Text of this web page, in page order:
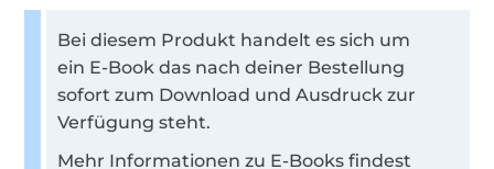
Bei diesem Produkt handelt es sich um
ein E-Book das nach deiner Bestellung
sofort zum Download und Ausdruck zur
Verfügung steht.
Mehr Informationen zu E-Books findest